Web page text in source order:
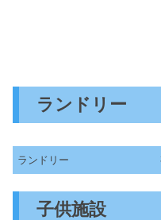
ランドリー
ランドリー
子供施設